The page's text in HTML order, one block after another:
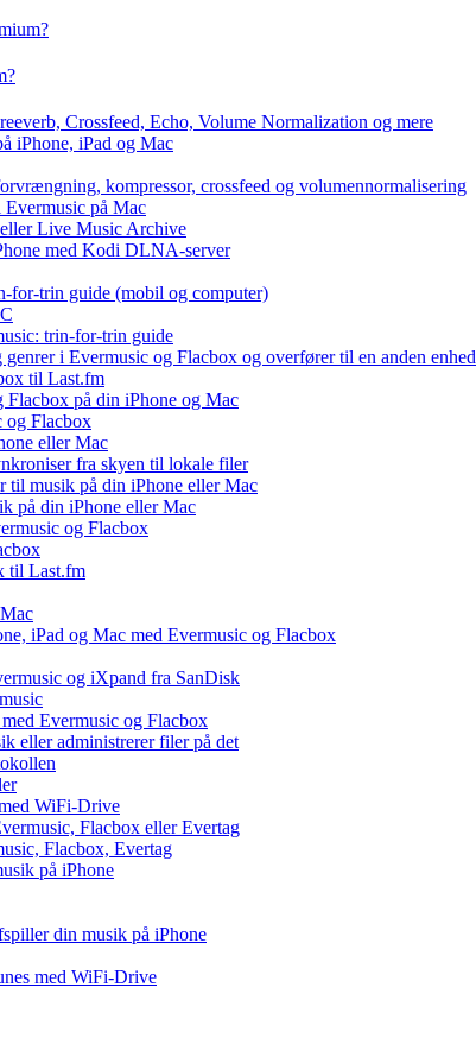
Crossfeed, Echo, Volume Normalization og mere
iPhone, iPad og Mac
kompressor, crossfeed og volumennormalisering
Evermusic på Mac
Live Music Archive
med Kodi DLNA-server
for-trin guide (mobil og computer)
trin-for-trin guide
i Evermusic og Flacbox og overfører til en anden enhed
til Last.fm
Flacbox på din iPhone og Mac
og Flacbox
eller Mac
fra skyen til lokale filer
til musik på din iPhone eller Mac
på din iPhone eller Mac
og Flacbox
til Last.fm
iPad og Mac med Evermusic og Flacbox
og iXpand fra SanDisk
Evermusic og Flacbox
eller administrerer filer på det
WiFi-Drive
Flacbox eller Evertag
Flacbox, Evertag
på iPhone
din musik på iPhone
med WiFi-Drive